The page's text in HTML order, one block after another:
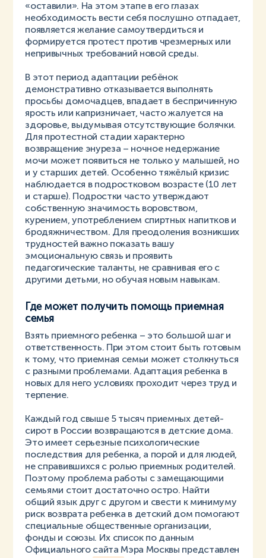
«оставили». На этом этапе в его глазах
необходимость вести себя послушно отпадает,
появляется желание самоутвердиться и
формируется протест против чрезмерных или
непривычных требований новой среды.
В этот период адаптации ребёнок
демонстративно отказывается выполнять
просьбы домочадцев, впадает в беспричинную
ярость или капризничает, часто жалуется на
здоровье, выдумывая отсутствующие болячки.
Для протестной стадии характерно
возвращение энуреза – ночное недержание
мочи может появиться не только у малышей, но
и у старших детей. Особенно тяжёлый кризис
наблюдается в подростковом возрасте (10 лет
и старше). Подростки часто утверждают
собственную значимость воровством,
курением, употреблением спиртных напитков и
бродяжничеством. Для преодоления возникших
трудностей важно показать вашу
эмоциональную связь и проявить
педагогические таланты, не сравнивая его с
другими детьми, но обучая новым навыкам.
Где может получить помощь приемная
семья
Взять приемного ребенка – это большой шаг и
ответственность. При этом стоит быть готовым
к тому, что приемная семьи может столкнуться
с разными проблемами. Адаптация ребенка в
новых для него условиях проходит через труд и
терпение.
Каждый год свыше 5 тысяч приемных детей-
сирот в России возвращаются в детские дома.
Это имеет серьезные психологические
последствия для ребенка, а порой и для людей,
не справившихся с ролью приемных родителей.
Поэтому проблема работы с замещающими
семьями стоит достаточно остро. Найти
общий язык друг с другом и свести к минимуму
риск возврата ребенка в детский дом помогают
специальные общественные организации,
фонды и союзы. Их список по данным
Официального сайта Мэра Москвы представлен